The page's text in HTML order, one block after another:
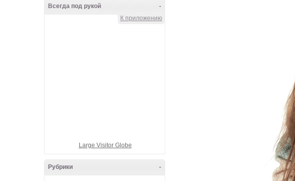
-
Всегда под рукой
К приложению
Large Visitor Globe
-
Рубрики